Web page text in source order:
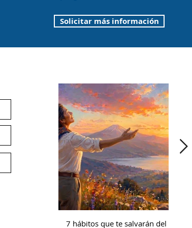
Solicitar más información
7 hábitos que te salvarán del